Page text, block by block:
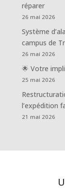
réparer
26 mai 2026
Système
campus de
26 mai 2026
🌟 Votre
25 mai 2026
l’expédition
21 mai 2026